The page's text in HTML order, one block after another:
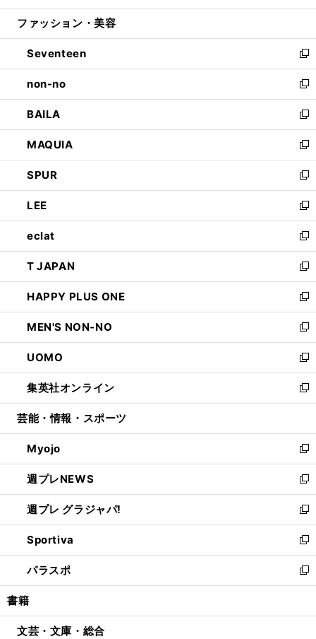
開
ウ
開
く
ン
ウ
で
開
く
ウ
ン
ド
ウ
で
開
く
ファッション・美容
Seventeen
新
し
い
ウ
ィ
ン
ド
ウ
で
開
く
non-no
新
し
い
ウ
ィ
ン
ド
ウ
で
開
く
BAILA
新
し
い
ウ
ィ
ン
ド
ウ
で
開
く
MAQUIA
新
し
い
ウ
ィ
ン
ド
ウ
で
開
く
SPUR
新
し
い
ウ
ィ
ン
ド
ウ
で
開
く
LEE
新
し
い
ウ
ィ
ン
ド
ウ
で
開
く
eclat
新
し
い
ウ
ィ
ン
ド
ウ
で
開
く
T JAPAN
新
し
い
ウ
ィ
ン
ド
ウ
で
開
HAPPY PLUS ONE
新
し
い
ウ
ィ
ン
ド
ウ
開
く
MEN'S NON-NO
新
し
い
ウ
ィ
ン
ウ
で
開
く
UOMO
新
し
い
ウ
ン
ド
ウ
で
開
く
集英社オンライン
新
し
ウ
ィ
ン
ド
ウ
で
開
く
芸能・情報・スポーツ
Myojo
新
し
い
ウ
ィ
ン
ド
ウ
で
開
週プレNEWS
新
し
い
ウ
ィ
ン
ド
ウ
開
週プレ グラジャパ!
新
し
い
ウ
ィ
ン
ウ
Sportiva
新
し
い
ウ
ン
パラスポ
新
し
ウ
書籍
文芸・文庫・総合